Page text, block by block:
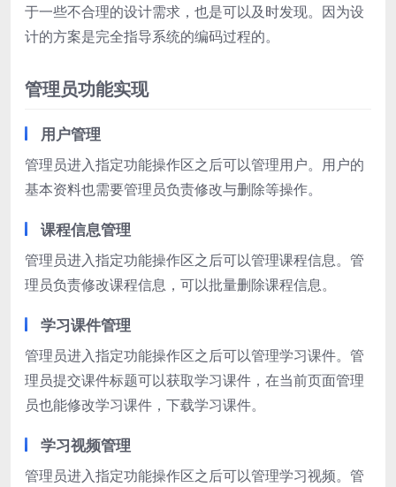
于一些不合理的设计需求，也是可以及时发现。因为设
计的方案是完全指导系统的编码过程的。
管理员功能实现
用户管理
管理员进入指定功能操作区之后可以管理用户。用户的
基本资料也需要管理员负责修改与删除等操作。
课程信息管理
管理员进入指定功能操作区之后可以管理课程信息。管
理员负责修改课程信息，可以批量删除课程信息。
学习课件管理
管理员进入指定功能操作区之后可以管理学习课件。管
理员提交课件标题可以获取学习课件，在当前页面管理
员也能修改学习课件，下载学习课件。
学习视频管理
管理员进入指定功能操作区之后可以管理学习视频。管